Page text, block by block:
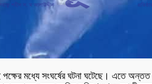
পক্ষের মধ্যে সংঘর্ষের ঘটনা ঘটেছে। এতে